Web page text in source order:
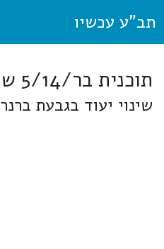
תב"ע עכשיו
תוכנית בר/5/14 שורקות
שינוי יעוד בגבעת ברנר